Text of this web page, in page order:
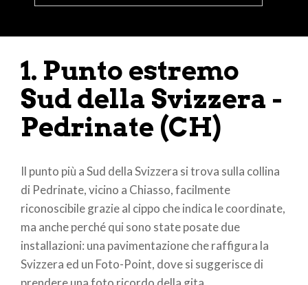
1. Punto estremo
Sud della Svizzera -
Pedrinate (CH)
Il punto più a Sud della Svizzera si trova sulla collina
di Pedrinate, vicino a Chiasso, facilmente
riconoscibile grazie al cippo che indica le coordinate,
ma anche perché qui sono state posate due
installazioni: una pavimentazione che raffigura la
Svizzera ed un Foto-Point, dove si suggerisce di